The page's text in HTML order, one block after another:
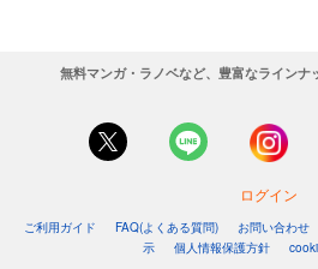
無料マンガ・ラノベなど、豊富なラインナ
ログイン
ご利用ガイド FAQ(よくある質問) お問い合わせ
示
個人情報保護方針